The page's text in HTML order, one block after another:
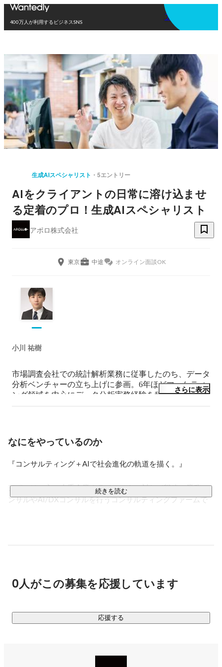
400万人が利用するビジネスSNS
アプリを使う
生成AIスペシャリスト 5エントリー
AIをクライアントの日常に溶け込ませ
る定着のプロ！生成AIスペシャリスト
アポロ株式会社
東京 中途 オンライン面談OK
小川 祐樹
市場調査会社での統計解析業務に従事したのち、データ
分析ベンチャーの立ち上げに参画。6年ほどマーケティ
ング領域を中心にデータ分析実務経験を積んだのち、大
手コンサルティングファームにてデータアナリティク
さらに表示
なにをやっているのか
『コンサルティング＋AIで社会進化の軌道を描く。』
アポロは、主に大手企業クライアントに対して戦略・業務コ
ンサルやAI/DXコンサルを行うコンサルティングファームで
また、自社でのプロダクト・サービス開発も同時に行ってお
クライアント企業の目標・課題に応じて、コンサルティン
続きを読む
0人がこの募集を応援しています
応援する